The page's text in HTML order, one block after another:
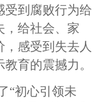
受到腐败行为给
，给社会、家
，感受到失去人
育的震撼力。
“初心引领未